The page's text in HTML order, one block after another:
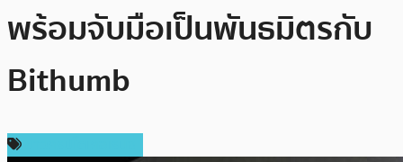
พร้อมจับมือเป็นพันธมิตรกับ
Bithumb